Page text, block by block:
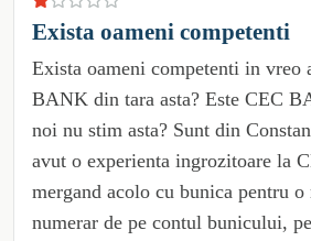
Exista oameni competenti
Exista oameni competenti in vreo
BANK din tara asta? Este CEC
noi nu stim asta? Sunt din
avut o experienta ingrozitoare la
mergand acolo cu bunica pentru o
numerar de pe contul bunicului,